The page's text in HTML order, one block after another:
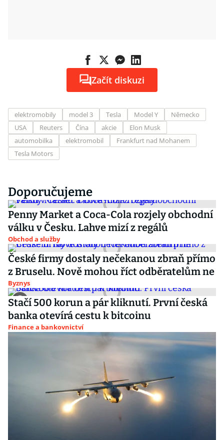
Začít diskuzi
elektromobily model 3 Tesla Model Y
Německo
USA
Reuters Čína akcie
Elon Musk
automobilka
elektromobil
Frankfurt nad Mohanem
Tesla Motors
Doporučujeme
Penny Market a Coca-Cola rozjely obchodní
válku v Česku. Lahve mizí z regálů
Obchod a služby
České firmy dostaly nečekanou zbraň přímo
z Bruselu. Nově mohou říct odběratelům ne
Byznys
Stačí 500 korun a pár kliknutí. První česká
banka otevírá cestu k bitcoinu
Finance a bankovnictví